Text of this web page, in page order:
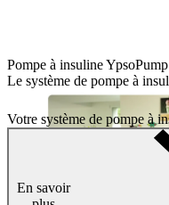
Pompe à insuline YpsoPump
Le système de pompe à
Votre système de pompe à
En savoir